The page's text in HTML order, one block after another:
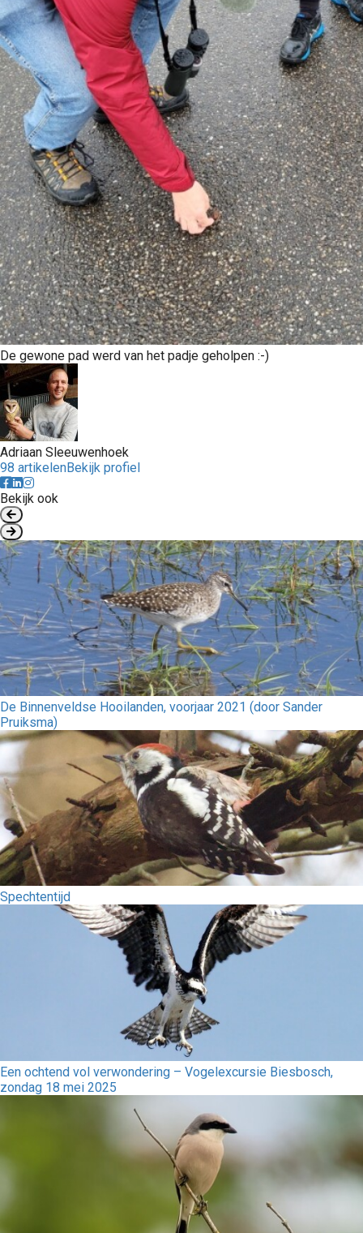
De gewone pad werd van het padje geholpen :-)
Adriaan Sleeuwenhoek
98 artikelenBekijk profiel
Bekijk ook
De Binnenveldse Hooilanden, voorjaar 2021 (door Sander
Pruiksma)
Spechtentijd
Een ochtend vol verwondering – Vogelexcursie Biesbosch,
zondag 18 mei 2025